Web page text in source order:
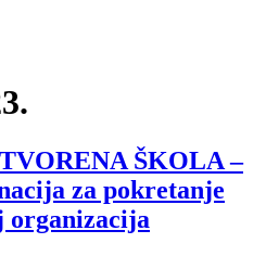
ŠKOLA –
za pokretanje
organizacija